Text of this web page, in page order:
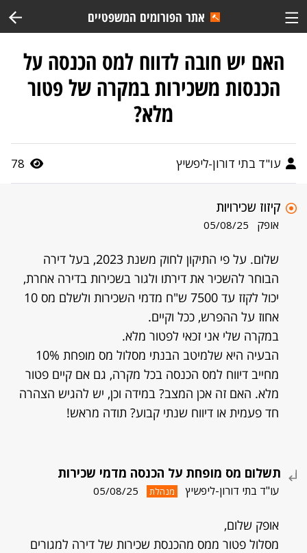
אתר הפורומים המשפטיים
האם יש חובה לדווח למס הכנסה על
הכנסות משכירות במקרה של פטור
מלא?
עו"ד בתי דורון-ליפשיץ 78
קיזוז שכירויות
אופק 05/08/25
שלום. על פי התיקון לחוק משנת 2023, בעל דירה
הבוחר להשכיר את דירתו ולגור בשכירות בדירה אחרת,
יכול לקזז עד 7500 ש"ח מדמי השכירות ולשלם מס 10
אחוז על ההפרש, ככל וקיים.
במקרה שלי אני זכאי לפטור מלא.
הבעיה היא שלמיטב הבנתי מסלול מס מופחת 10%
מחייב דיווח למס הכנסה בכל מקרה, גם אם קיים פטור
מלא. האם זה אכן המצב? במידה וכן, יש להגיש הצהרה
חד פעמית או דיווח שנתי קבוע? תודה מראש!
תשלום מס מופחת על הכנסה מדמי שכירות
עו"ד בתי דורון-ליפשיץ מנהלת 05/08/25
אופק שלום,
מסלול פטור ממס מהכנסת שכירות של דירה למגורים